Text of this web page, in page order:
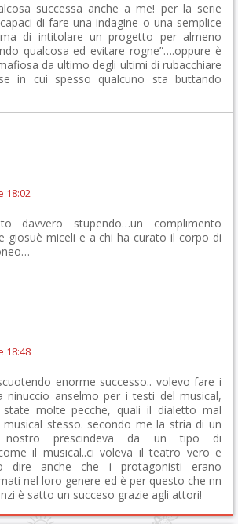
successa anche a me! per la serie
di fare una indagine o una semplice
di intitolare un progetto per almeno
qualcosa ed evitare rogne”….oppure è
da ultimo degli ultimi di rubacchiare
in cui spesso qualcuno sta buttando
18:02
davvero stupendo…un complimento
giosuè miceli e a chi ha curato il corpo di
18:48
enorme successo.. volevo fare i
ninuccio anselmo per i testi del musical,
molte pecche, quali il dialetto mal
stesso. secondo me la stria di un
prescindeva da un tipo di
il musical..ci voleva il teatro vero e
dire anche che i protagonisti erano
nel loro genere ed è per questo che nn
è satto un succeso grazie agli attori!